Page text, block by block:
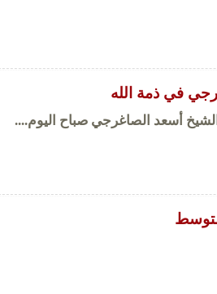
في ذمة الله
الشيخ أسعد الصاغرجي صباح اليوم....